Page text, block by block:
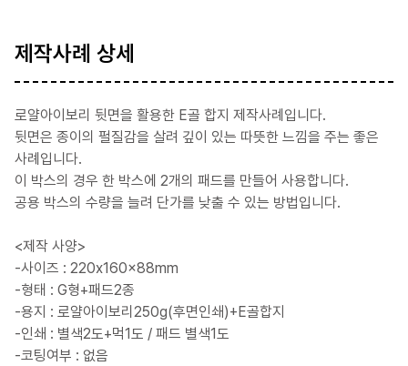
제작사례 상세
로얄아이보리 뒷면을 활용한 E골 합지 제작사례입니다.
뒷면은 종이의 펄질감을 살려 깊이 있는 따뜻한 느낌을 주는 좋은
사례입니다.
이 박스의 경우 한 박스에 2개의 패드를 만들어 사용합니다.
공용 박스의 수량을 늘려 단가를 낮출 수 있는 방법입니다.
<제작 사양>
-사이즈 : 220x160x88mm
-형태 : G형+패드2종
-용지 : 로얄아이보리250g(후면인쇄)+E골합지
-인쇄 : 별색2도+먹1도 / 패드 별색1도
-코팅여부 : 없음